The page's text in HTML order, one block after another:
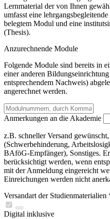
Lernmaterial der von Ihnen
umfasst eine
belegtem Modul und eine
(Thesis).
Anzurechnende Module
Folgende Module sind bereits in
einer anderen
entsprechendem Nachweis)
angerechnet werden.
Anmerkungen an die Akademie
z.B. schneller Versand
(Schwerbehinderung,
BAföG-Empfänger), Sonstiges.
berücksichtigt werden, wenn
mit der Anmeldung eingereicht
Einreichungen werden nicht
Versandart der Studienmaterialien
Digital inklusive